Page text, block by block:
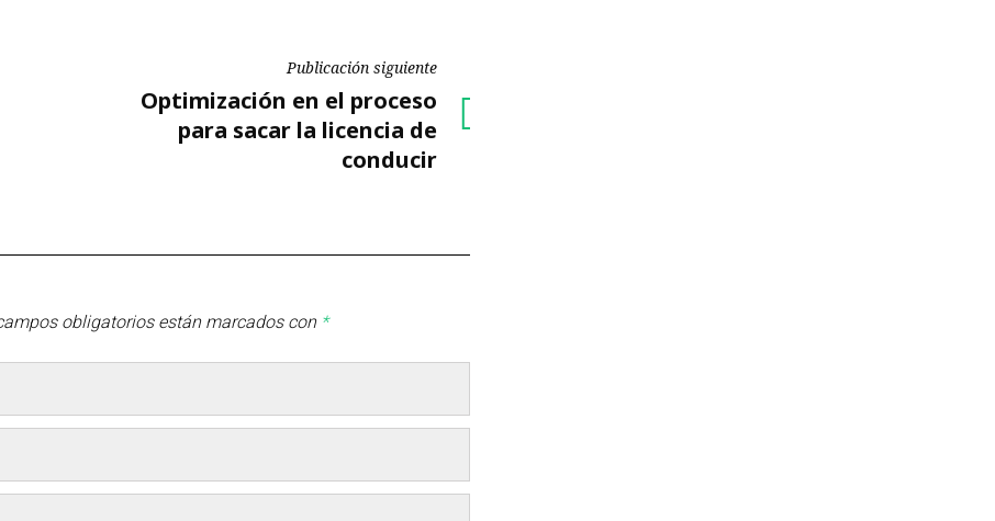
Publicación siguiente
Publicación
siguiente
Optimización en el proceso
para sacar la licencia de
conducir
obligatorios están marcados con *